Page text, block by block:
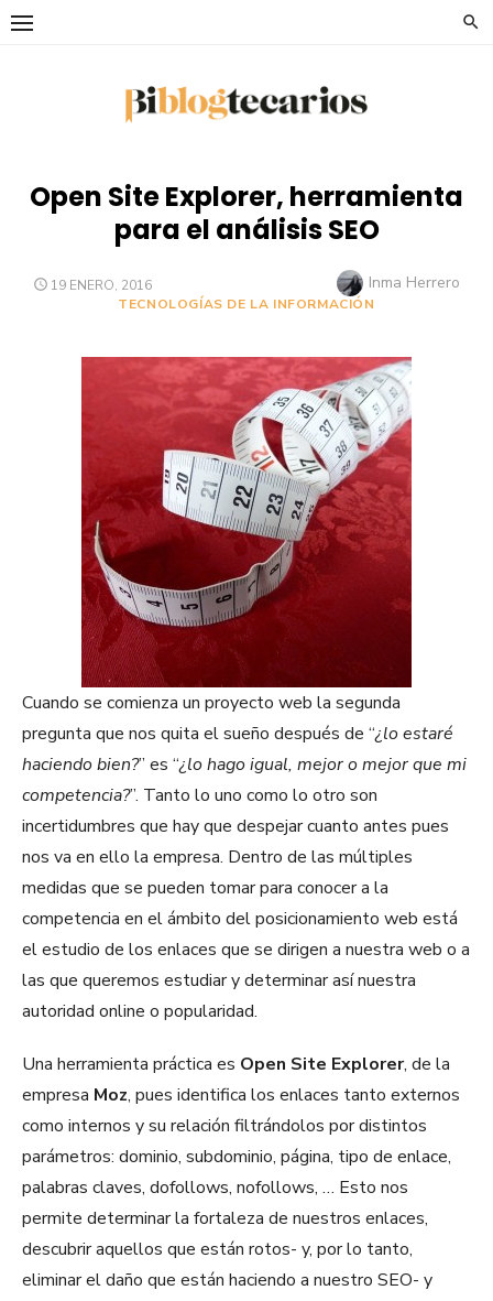
Saltar
Open Site Explorer, herramienta
para el análisis SEO
PUBLICADO
19 ENERO, 2016 Autor
Inma Herrero
TECNOLOGÍAS DE LA INFORMACIÓN
Cuando se comienza un proyecto web la segunda
pregunta que nos quita el sueño después de “¿lo estaré
haciendo bien?” es “¿lo hago igual, mejor o mejor que mi
competencia?”. Tanto lo uno como lo otro son
incertidumbres que hay que despejar cuanto antes pues
nos va en ello la empresa. Dentro de las múltiples
medidas que se pueden tomar para conocer a la
competencia en el ámbito del posicionamiento web está
el estudio de los enlaces que se dirigen a nuestra web o a
las que queremos estudiar y determinar así nuestra
autoridad online o popularidad.
Una herramienta práctica es Open Site Explorer, de la
empresa Moz, pues identifica los enlaces tanto externos
como internos y su relación filtrándolos por distintos
parámetros: dominio, subdominio, página, tipo de enlace,
palabras claves, dofollows, nofollows, … Esto nos
permite determinar la fortaleza de nuestros enlaces,
descubrir aquellos que están rotos- y, por lo tanto,
eliminar el daño que están haciendo a nuestro SEO- y